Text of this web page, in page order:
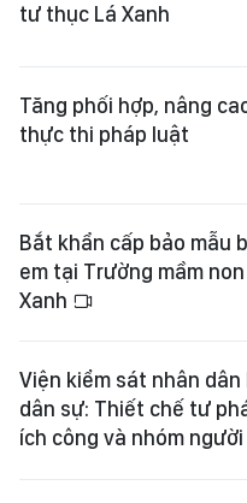
tư thục Lá Xanh
Tăng phối hợp, nâng
thực thi pháp luật
Bắt khẩn cấp bảo mẫu
em tại Trường mầm
Xanh
Viện kiểm sát nhân dân
dân sự: Thiết chế tư
ích công và nhóm